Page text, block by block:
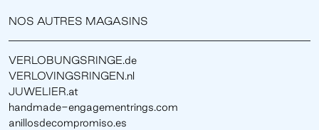
NOS AUTRES MAGASINS
VERLOBUNGSRINGE.de
VERLOVINGSRINGEN.nl
JUWELIER.at
handmade-engagementrings.com
anillosdecompromiso.es